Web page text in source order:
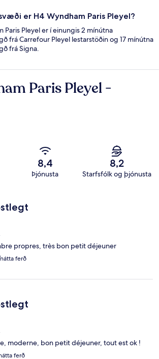
er H4 Wyndham Paris Pleyel?
Paris Pleyel er í einungis 2 mínútna
frá Carrefour Pleyel lestarstöðin og 17 mínútna
frá Signa.
Paris Pleyel -
8,4
Þjónusta
8,2
Starfsfólk og þjónusta
propres, très bon petit déjeuner
ferð
moderne, bon petit déjeuner, tout est ok !
ferð